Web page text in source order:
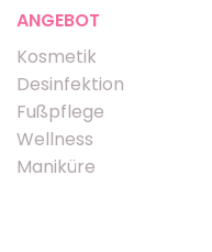
ANGEBOT
Kosmetik
Desinfektion
Fußpflege
Wellness
Maniküre